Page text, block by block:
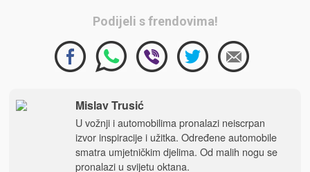
Podijeli s frendovima!
Mislav Trusić
U vožnji i automobilima pronalazi neiscrpan
izvor inspiracije i užitka. Određene automobile
smatra umjetničkim djelima. Od malih nogu se
pronalazi u svijetu oktana.